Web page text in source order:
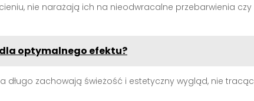
nie narażają ich na nieodwracalne przebarwienia czy
optymalnego efektu?
długo zachowają świeżość i estetyczny wygląd, nie tracąc